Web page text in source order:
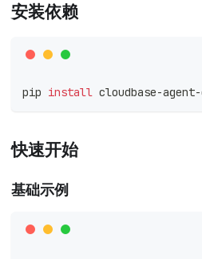
安装依赖
pip install cloudbase-
快速开始
基础示例